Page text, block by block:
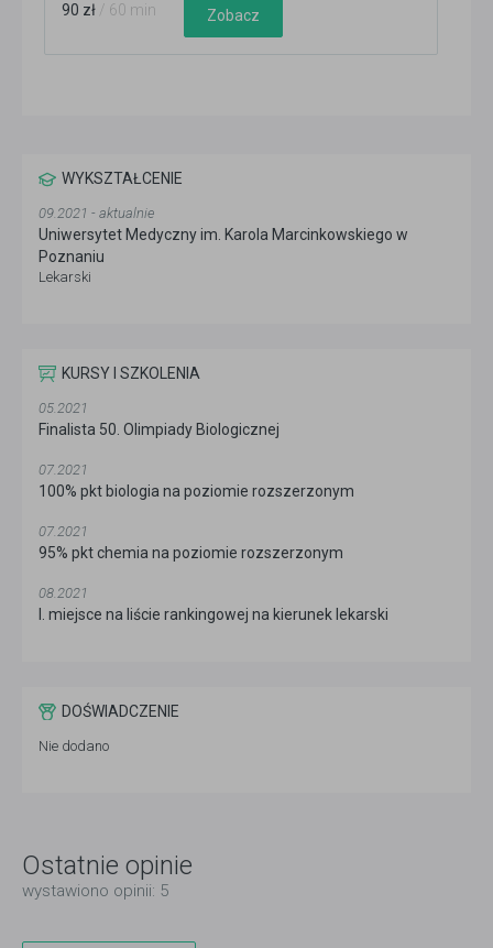
90 zł / 60 min Zobacz
WYKSZTAŁCENIE
09.2021 - aktualnie
Uniwersytet Medyczny im. Karola Marcinkowskiego w
Poznaniu
Lekarski
KURSY I SZKOLENIA
05.2021
Finalista 50. Olimpiady Biologicznej
07.2021
100% pkt biologia na poziomie rozszerzonym
07.2021
95% pkt chemia na poziomie rozszerzonym
08.2021
I. miejsce na liście rankingowej na kierunek lekarski
DOŚWIADCZENIE
Nie dodano
Ostatnie opinie
wystawiono opinii: 5